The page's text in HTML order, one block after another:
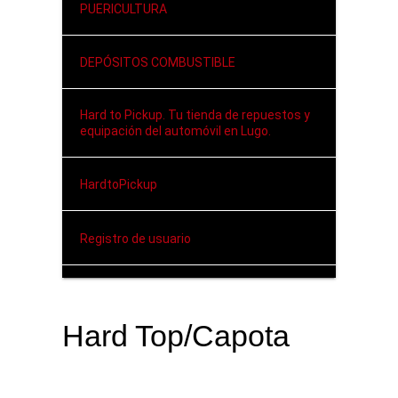
PUERICULTURA
DEPÓSITOS COMBUSTIBLE
Hard to Pickup. Tu tienda de repuestos y
equipación del automóvil en Lugo.
HardtoPickup
Registro de usuario
Hard Top/Capota